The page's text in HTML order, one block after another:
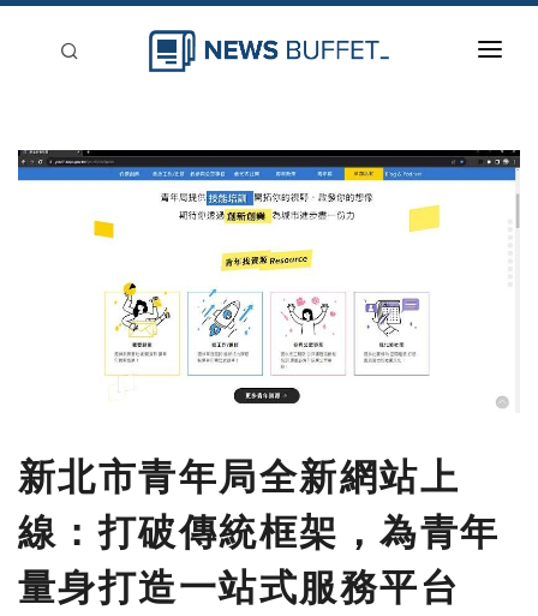
新聞稿分類
新北市青年局全新網站上
線：打破傳統框架，為青年
量身打造一站式服務平台